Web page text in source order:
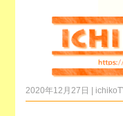
2020年12月27日 |